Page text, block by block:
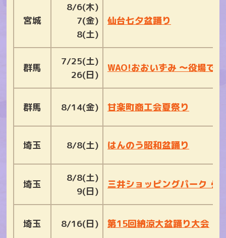
宮城
8/6(木)
7(金)
8(土)
仙台七夕盆踊り
群馬
7/25(土)
26(日)
WAO!おおいずみ ～役場で
群馬 8/14(金) 甘楽町商工会夏祭り
埼玉 8/8(土) はんのう昭和盆踊り
埼玉
8/8(土)
9(日)
三井ショッピングパーク ら
埼玉 8/16(日) 第15回納涼大盆踊り大会